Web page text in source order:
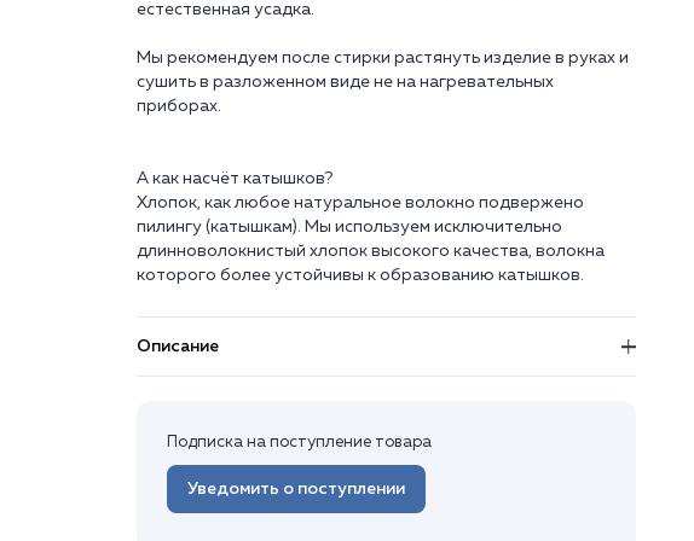
естественная усадка.
Мы рекомендуем после стирки растянуть изделие в руках и
сушить в разложенном виде не на нагревательных
приборах.
А как насчёт катышков?
Хлопок, как любое натуральное волокно подвержено
пилингу (катышкам). Мы используем исключительно
длинноволокнистый хлопок высокого качества, волокна
Описание
Подписка на поступление товара
Уведомить о поступлении